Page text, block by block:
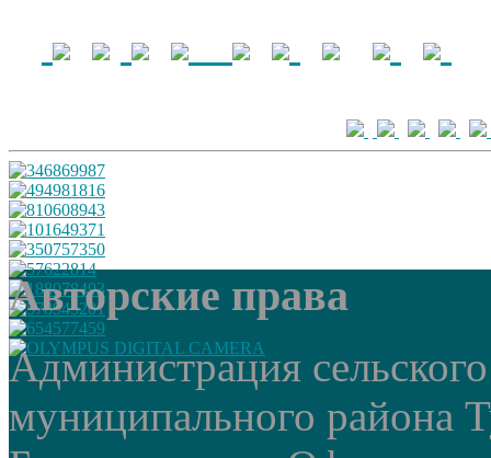
Авторские права
Администрация
муниципального района